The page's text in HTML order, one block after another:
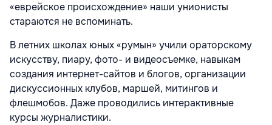
«еврейское происхождение» наши унионисты
стараются не вспоминать.
В летних школах юных «румын» учили ораторскому
искусству, пиару, фото- и видеосъемке, навыкам
создания интернет-сайтов и блогов, организации
дискуссионных клубов, маршей, митингов и
флешмобов. Даже проводились интерактивные
курсы журналистики.